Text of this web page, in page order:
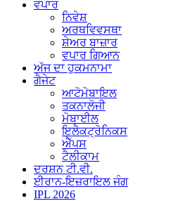
ਵਪਾਰ
ਨਿਵੇਸ਼
ਅਰਥਵਿਵਸਥਾ
ਸ਼ੇਅਰ ਬਾਜ਼ਾਰ
ਵਪਾਰ ਗਿਆਨ
ਅੱਜ ਦਾ ਹੁਕਮਨਾਮਾ
ਗੈਜੇਟ
ਆਟੋਮੋਬਾਇਲ
ਤਕਨਾਲੋਜੀ
ਮੋਬਾਈਲ
ਇਲੈਕਟ੍ਰੋਨਿਕਸ
ਐੱਪਸ
ਟੈਲੀਕਾਮ
ਦਰਸ਼ਨ ਟੀ.ਵੀ.
ਈਰਾਨ-ਇਜ਼ਰਾਇਲ ਜੰਗ
IPL 2026